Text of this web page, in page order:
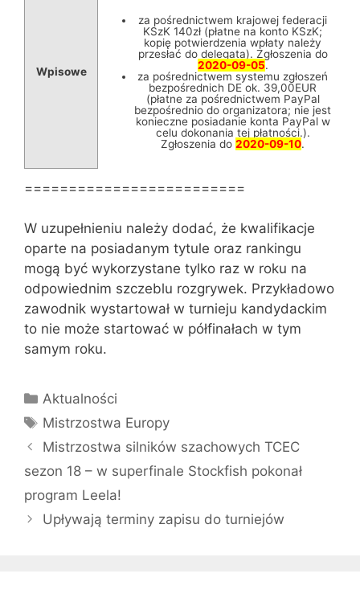
Wpisowe
za pośrednictwem krajowej federacji
KSzK 140zł (płatne na konto KSzK;
kopię potwierdzenia wpłaty należy
przesłać do delegata). Zgłoszenia do
2020-09-05.
za pośrednictwem systemu zgłoszeń
bezpośrednich DE ok. 39,00EUR
(płatne za pośrednictwem PayPal
bezpośrednio do organizatora; nie jest
konieczne posiadanie konta PayPal w
celu dokonania tej płatności.).
Zgłoszenia do2020-09-10.
=========================
W uzupełnieniu należy dodać, że kwalifikacje
oparte na posiadanym tytule oraz rankingu
mogą być wykorzystane tylko raz w roku na
odpowiednim szczeblu rozgrywek. Przykładowo
zawodnik wystartował w turnieju kandydackim
to nie może startować w półfinałach w tym
samym roku.
Kategorie
Aktualności
Tagi
Mistrzostwa Europy
Mistrzostwa silników szachowych TCEC
sezon 18 – w superfinale Stockfish pokonał
program Leela!
Upływają terminy zapisu do turniejów